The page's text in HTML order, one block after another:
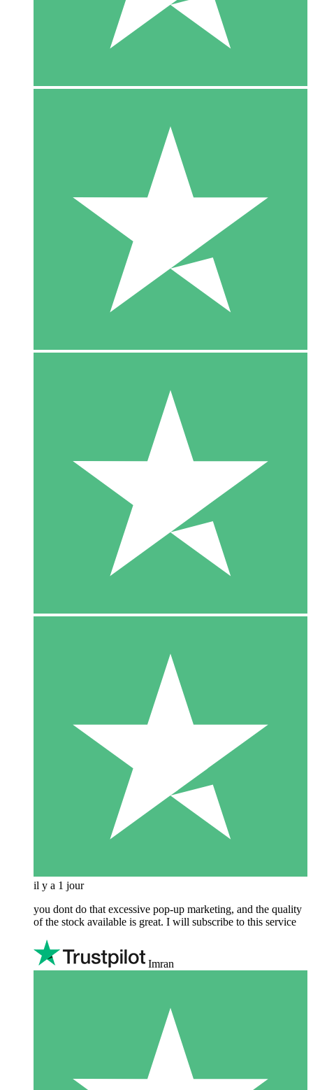
il y a 1 jour
you dont do that excessive pop-up marketing, and the quality
of the stock available is great. I will subscribe to this service
Imran